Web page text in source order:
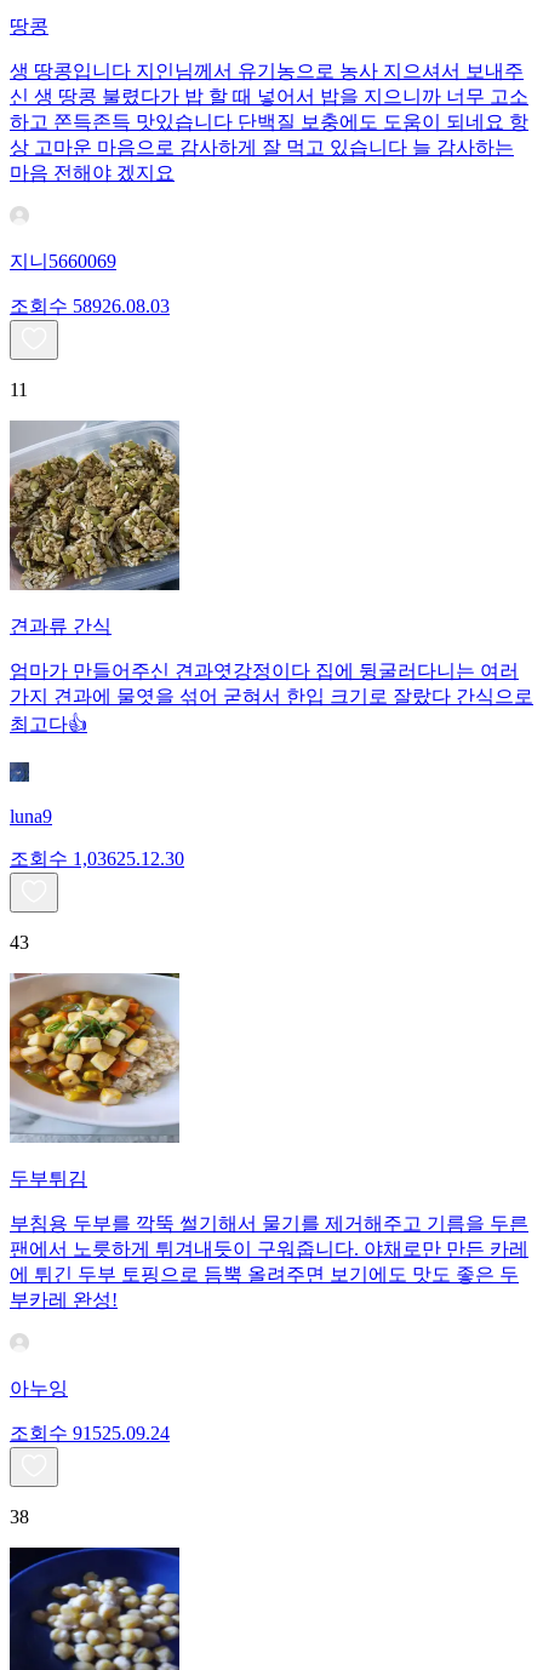
땅콩
생 땅콩입니다 지인님께서 유기농으로 농사 지으셔서 보내주
신 생 땅콩 불렸다가 밥 할 때 넣어서 밥을 지으니까 너무 고소
하고 쫀득존득 맛있습니다 단백질 보충에도 도움이 되네요 항
상 고마운 마음으로 감사하게 잘 먹고 있습니다 늘 감사하는
마음 전해야 겠지요
지니5660069
조회수 58926.08.03
11
견과류 간식
엄마가 만들어주신 견과엿강정이다 집에 뒹굴러다니는 여러
가지 견과에 물엿을 섞어 굳혀서 한입 크기로 잘랐다 간식으로
최고다👍
luna9
조회수 1,03625.12.30
43
두부튀김
부침용 두부를 깍뚝 썰기해서 물기를 제거해주고 기름을 두른
팬에서 노릇하게 튀겨내듯이 구워줍니다. 야채로만 만든 카레
에 튀긴 두부 토핑으로 듬뿍 올려주면 보기에도 맛도 좋은 두
부카레 완성!
아누잉
조회수 91525.09.24
38